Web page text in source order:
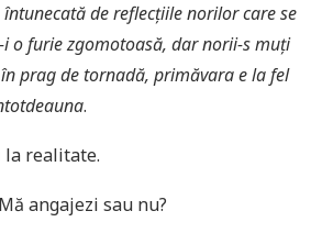
de reflecțiile norilor care se
o furie zgomotoasă, dar norii-s muți
prag de tornadă, primăvara e la fel
.
la realitate.
angajezi sau nu?